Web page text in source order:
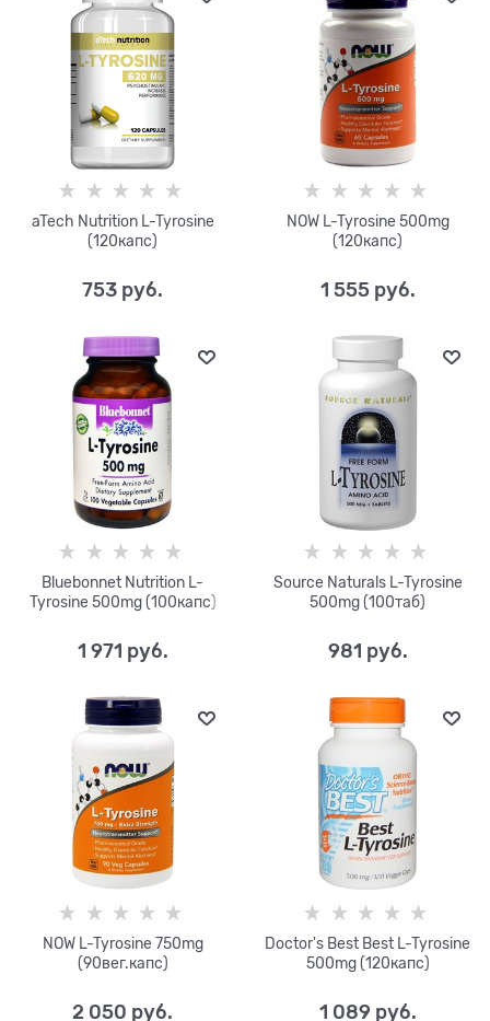
aTech Nutrition L-Tyrosine
(120капс)
753 руб.
NOW L-Tyrosine 500mg
(120капс)
1 555 руб.
Bluebonnet Nutrition L-
Tyrosine 500mg (100капс)
1 971 руб.
Source Naturals L-Tyrosine
500mg (100таб)
981 руб.
NOW L-Tyrosine 750mg
(90вег.капс)
2 050 руб.
Doctor's Best Best L-Tyrosine
500mg (120капс)
1 089 руб.